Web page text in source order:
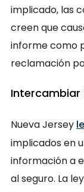
implicado, las
creen que
informe como
reclamación
Nueva Jersey
implicados en
información a
al seguro. La